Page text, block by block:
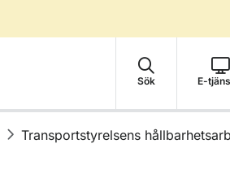
Sök E-
Transportstyrelsens